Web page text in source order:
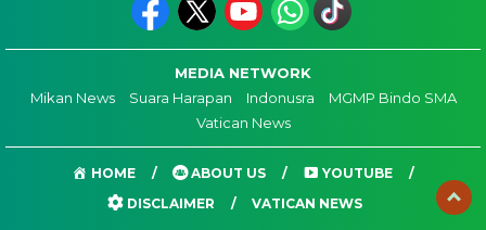
MEDIA NETWORK
Mikan News
Suara Harapan Indonusra
MGMP Bindo SMA
Vatican News
HOME ABOUT US
YOUTUBE
DISCLAIMER
VATICAN NEWS